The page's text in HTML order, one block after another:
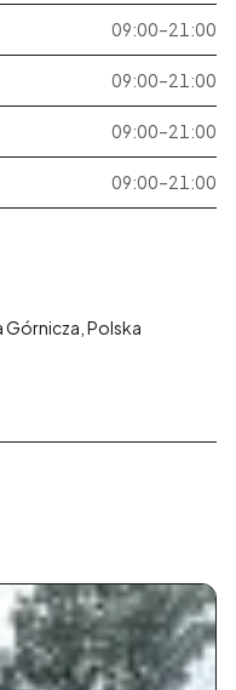
09:00–21:00
09:00–21:00
09:00–21:00
09:00–21:00
Górnicza, Polska